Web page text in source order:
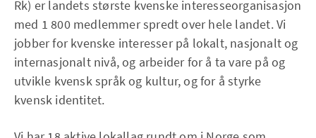
Rk) er landets største kvenske interesseorganisasjon
med 1 800 medlemmer spredt over hele landet. Vi
jobber for kvenske interesser på lokalt, nasjonalt og
internasjonalt nivå, og arbeider for å ta vare på og
utvikle kvensk språk og kultur, og for å styrke
kvensk identitet.